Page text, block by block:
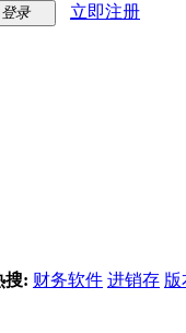
登录
立即注册
搜: 财务软件 进销存 版